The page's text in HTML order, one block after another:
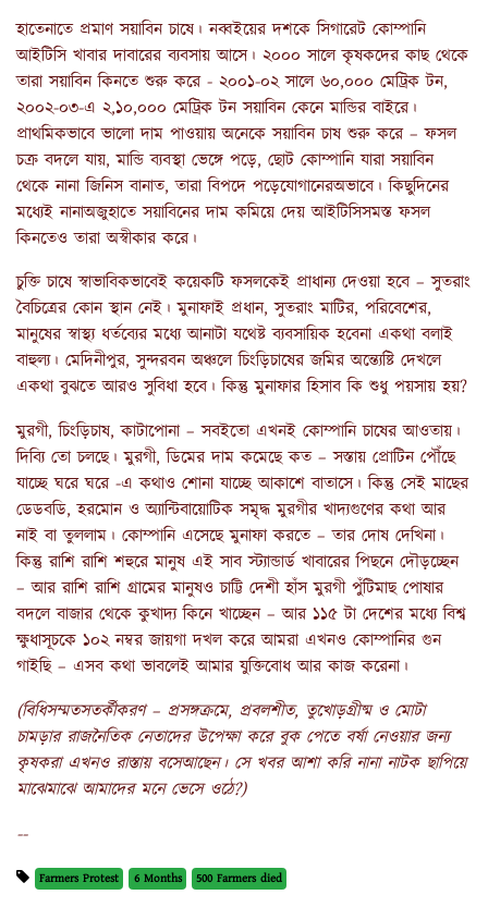
হাতেনাতে প্রমাণ সয়াবিন চাষে। নব্বইয়ের দশকে সিগারেট কোম্পানি
আইটিসি খাবার দাবারের ব্যবসায় আসে। ২০০০ সালে কৃষকদের কাছ থেকে
তারা সয়াবিন কিনতে শুরু করে - ২০০১-০২ সালে ৬০,০০০ মেট্রিক টন,
২০০২-০৩-এ ২,১০,০০০ মেট্রিক টন সয়াবিন কেনে মান্ডির বাইরে।
প্রাথমিকভাবে ভালো দাম পাওয়ায় অনেকে সয়াবিন চাষ শুরু করে – ফসল
চক্র বদলে যায়, মান্ডি ব্যবস্থা ভেঙ্গে পড়ে, ছোট কোম্পানি যারা সয়াবিন
থেকে নানা জিনিস বানাত, তারা বিপদে পড়েযোগানেরঅভাবে। কিছুদিনের
মধ্যেই নানাঅজুহাতে সয়াবিনের দাম কমিয়ে দেয় আইটিসিসমস্ত ফসল
কিনতেও তারা অস্বীকার করে।
চুক্তি চাষে স্বাভাবিকভাবেই কয়েকটি ফসলকেই প্রাধান্য দেওয়া হবে – সুতরাং
বৈচিত্রের কোন স্থান নেই। মুনাফাই প্রধান, সুতরাং মাটির, পরিবেশের,
মানুষের স্বাস্থ্য ধর্তব্যের মধ্যে আনাটা যথেষ্ট ব্যবসায়িক হবেনা একথা বলাই
বাহুল্য। মেদিনীপুর, সুন্দরবন অঞ্চলে চিংড়িচাষের জমির অন্ত্যেষ্টি দেখলে
একথা বুঝতে আরও সুবিধা হবে। কিন্তু মুনাফার হিসাব কি শুধু পয়সায় হয়?
মুরগী, চিংড়িচাষ, কাটাপোনা – সবইতো এখনই কোম্পানি চাষের আওতায়।
দিব্যি তো চলছে। মুরগী, ডিমের দাম কমেছে কত – সস্তায় প্রোটিন পৌঁছে
যাচ্ছে ঘরে ঘরে -এ কথাও শোনা যাচ্ছে আকাশে বাতাসে। কিন্তু সেই মাছের
ডেডবডি, হরমোন ও অ্যান্টিবায়োটিক সমৃদ্ধ মুরগীর খাদ্যগুণের কথা আর
নাই বা তুললাম। কোম্পানি এসেছে মুনাফা করতে – তার দোষ দেখিনা।
কিন্তু রাশি রাশি শহুরে মানুষ এই সাব স্ট্যান্ডার্ড খাবারের পিছনে দৌড়চ্ছেন
– আর রাশি রাশি গ্রামের মানুষও চাট্টি দেশী হাঁস মুরগী পুঁটিমাছ পোষার
বদলে বাজার থেকে কুখাদ্য কিনে খাচ্ছেন – আর ১১৫ টা দেশের মধ্যে বিশ্ব
ক্ষুধাসূচকে ১০২ নম্বর জায়গা দখল করে আমরা এখনও কোম্পানির গুন
গাইছি – এসব কথা ভাবলেই আমার যুক্তিবোধ আর কাজ করেনা।
(বিধিসম্মতসতর্কীকরণ– প্রসঙ্গক্রমে, প্রবলশীত, তুখোড়গ্রীষ্ম ও মোটা
চামড়ার রাজনৈতিক নেতাদের উপেক্ষা করে বুক পেতে বর্ষা নেওয়ার জন্য
কৃষকরা এখনও রাস্তায় বসেআছেন। সে খবর আশা করি নানা নাটক ছাপিয়ে
মাঝেমাঝে আমাদের মনে ভেসে ওঠে?)
--
Farmers Protest 6 Months 500 Farmers died